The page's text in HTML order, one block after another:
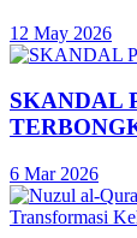
12 May 2026
SKANDAL
6 Mar 2026